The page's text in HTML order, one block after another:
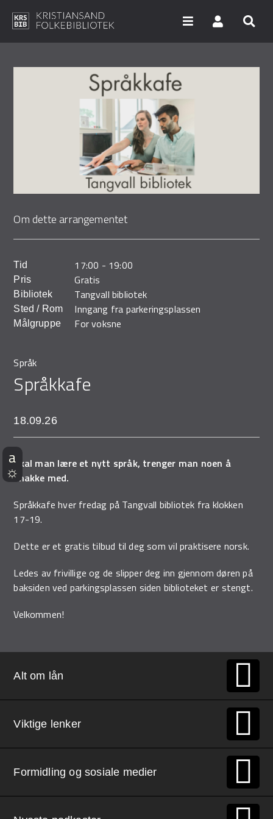
Arrangementer
Bibliotekene
Nyheter
UNG
Søk i våre databaser
Om dette arrangementet
Tid 17:00 - 19:00
Pris Gratis
Bibliotek Tangvall bibliotek
Sted / Rom Inngang fra parkeringsplassen
Målgruppe For voksne
Språk
Språkkafe
18.09.26
Skal man lære et nytt språk, trenger man noen å
snakke med.
Språkkafe hver fredag på Tangvall bibliotek fra klokken
17-19.
Dette er et gratis tilbud til deg som vil praktisere norsk.
Ledes av frivillige og de slipper deg inn gjennom døren på
baksiden ved parkingsplassen siden biblioteket er stengt.
Velkommen!
Alt om lån
Viktige lenker
Formidling og sosiale medier